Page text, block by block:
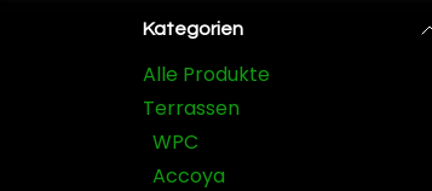
Kategorien
Alle Produkte
Terrassen
WPC
Accoya